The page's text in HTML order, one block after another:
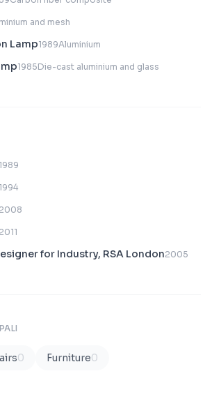
and mesh
Lamp1989Aluminium
1985Die-cast aluminium and glass
1989
1994
2008
2011
for Industry, RSA London2005
0 Furniture0